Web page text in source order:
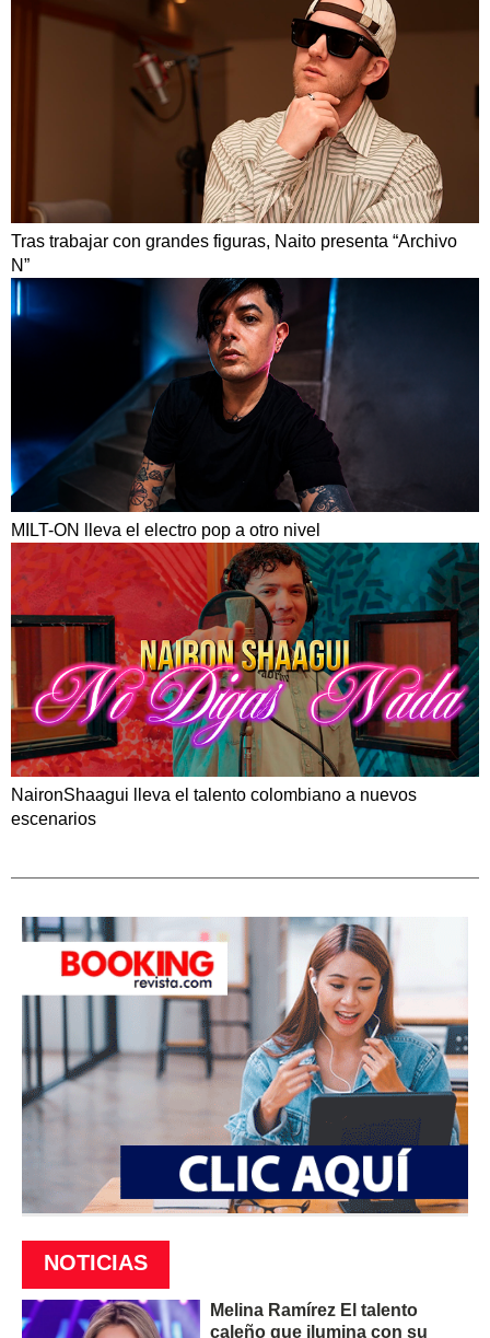
Tras trabajar con grandes figuras, Naito presenta “Archivo
N”
MILT-ON lleva el electro pop a otro nivel
NaironShaagui lleva el talento colombiano a nuevos
escenarios
NOTICIAS
Melina Ramírez El talento
caleño que ilumina con su